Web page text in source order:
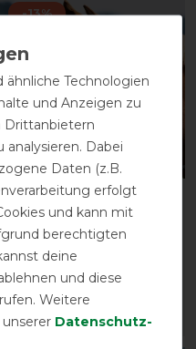
-13%
Busse
Fliegenkordelband
EXKLUSIV - schwarz
vorher 9,90 €
8,60 € *
ARTIKEL MERKEN
ähnliche Technologien
und Anzeigen zu
Drittanbietern
Dabei
Daten (z.B.
erfolgt
und kann mit
berechtigten
deine
und diese
Weitere
Daten­schutz­